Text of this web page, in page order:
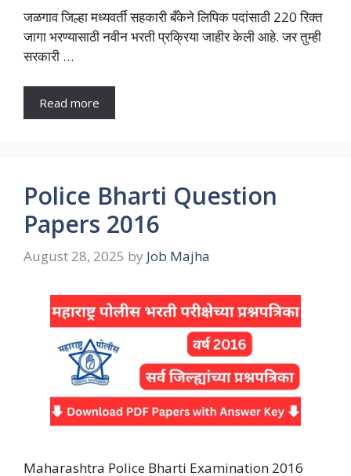
जळगाव जिल्हा मध्यवर्ती सहकारी बँकेने लिपिक पदांसाठी 220 रिक्त
जागा भरण्यासाठी नवीन भरती प्रक्रिया जाहीर केली आहे. जर तुम्ही
सरकारी …
Read more
Police Bharti Question
Papers 2016
August 28, 2025 by Job Majha
Maharashtra Police Bharti Examination 2016